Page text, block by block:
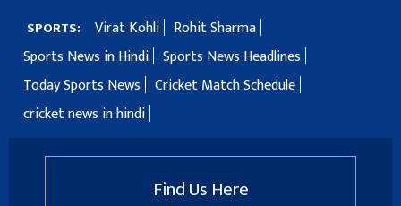
SPORTS: Virat Kohli
Rohit Sharma
Sports News in Hindi Sports News Headlines
Today Sports News
Cricket Match Schedule
cricket news in hindi
Find Us Here